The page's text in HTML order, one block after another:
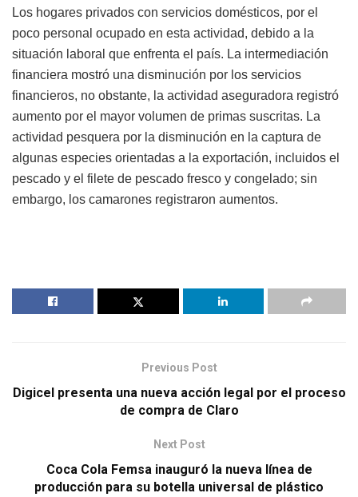
Los hogares privados con servicios domésticos, por el
poco personal ocupado en esta actividad, debido a la
situación laboral que enfrenta el país. La intermediación
financiera mostró una disminución por los servicios
financieros, no obstante, la actividad aseguradora registró
aumento por el mayor volumen de primas suscritas. La
actividad pesquera por la disminución en la captura de
algunas especies orientadas a la exportación, incluidos el
pescado y el filete de pescado fresco y congelado; sin
embargo, los camarones registraron aumentos.
Previous Post
Digicel presenta una nueva acción legal por el proceso
de compra de Claro
Next Post
Coca Cola Femsa inauguró la nueva línea de
producción para su botella universal de plástico